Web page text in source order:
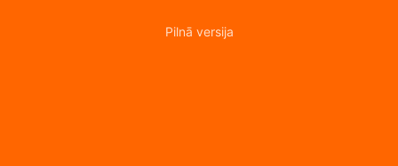
Pilnā versija